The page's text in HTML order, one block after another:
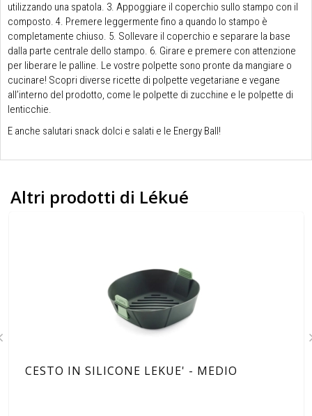
utilizzando una spatola. 3. Appoggiare il coperchio sullo stampo con il
composto. 4. Premere leggermente fino a quando lo stampo è
completamente chiuso. 5. Sollevare il coperchio e separare la base
dalla parte centrale dello stampo. 6. Girare e premere con attenzione
per liberare le palline. Le vostre polpette sono pronte da mangiare o
cucinare! Scopri diverse ricette di polpette vegetariane e vegane
all’interno del prodotto, come le polpette di zucchine e le polpette di
lenticchie.
E anche salutari snack dolci e salati e le Energy Ball!
Altri prodotti di Lékué
CESTO IN SILICONE LEKUE' - MEDIO